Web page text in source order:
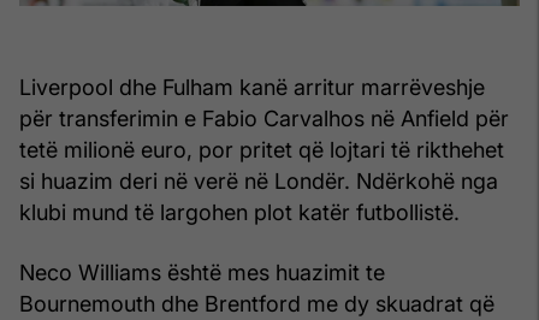
Liverpool dhe Fulham kanë arritur marrëveshje
për transferimin e Fabio Carvalhos në Anfield për
tetë milionë euro, por pritet që lojtari të rikthehet
si huazim deri në verë në Londër. Ndërkohë nga
klubi mund të largohen plot katër futbollistë.
Neco Williams është mes huazimit te
Bournemouth dhe Brentford me dy skuadrat që